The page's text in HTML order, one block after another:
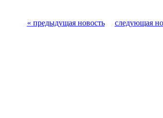
« предыдущая новость следующая